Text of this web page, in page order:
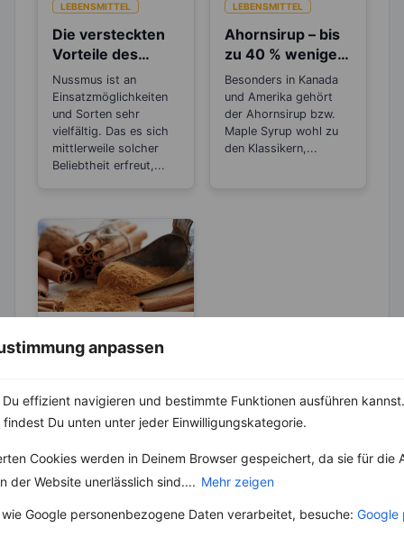
anpassen
effizient navigieren und bestimmte Funktionen ausführen
Du unten unter jeder Einwilligungskategorie.
Cookies werden in Deinem Browser gespeichert, da sie für die
der Website unerlässlich sind.... Mehr zeigen
Google personenbezogene Daten verarbeitet, besuche: Google
LEBENSMITTEL
Die versteckten
Vorteile des
Nussmus
Nussmus ist an
Einsatzmöglichkeiten
und Sorten sehr
vielfältig. Das es sich
mittlerweile solcher
Beliebtheit erfreut,...
LEBENSMITTEL
Ahornsirup – bis
zu 40 % weniger
Kalorien als
Zucker
Besonders in Kanada
und Amerika gehört
der Ahornsirup bzw.
Maple Syrup wohl zu
den Klassikern,...
und Rheuma
Die Herkunft des
Zimtbaumes ist Sri
Baum in mehreren
Teilen der...